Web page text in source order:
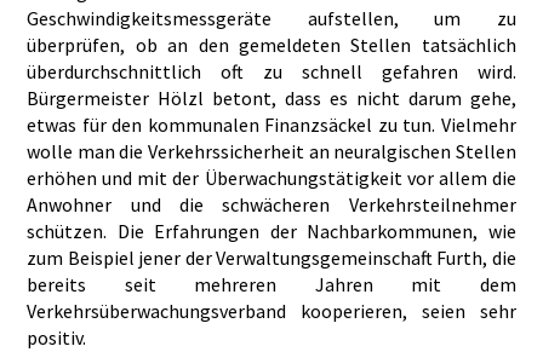
Geschwindigkeitsmessgeräte aufstellen, um zu
überprüfen, ob an den gemeldeten Stellen tatsächlich
überdurchschnittlich oft zu schnell gefahren wird.
Bürgermeister Hölzl betont, dass es nicht darum gehe,
etwas für den kommunalen Finanzsäckel zu tun. Vielmehr
wolle man die Verkehrssicherheit an neuralgischen Stellen
erhöhen und mit der Überwachungstätigkeit vor allem die
Anwohner und die schwächeren Verkehrsteilnehmer
schützen. Die Erfahrungen der Nachbarkommunen, wie
zum Beispiel jener der Verwaltungsgemeinschaft Furth, die
bereits seit mehreren Jahren mit dem
Verkehrsüberwachungsverband kooperieren, seien sehr
positiv.